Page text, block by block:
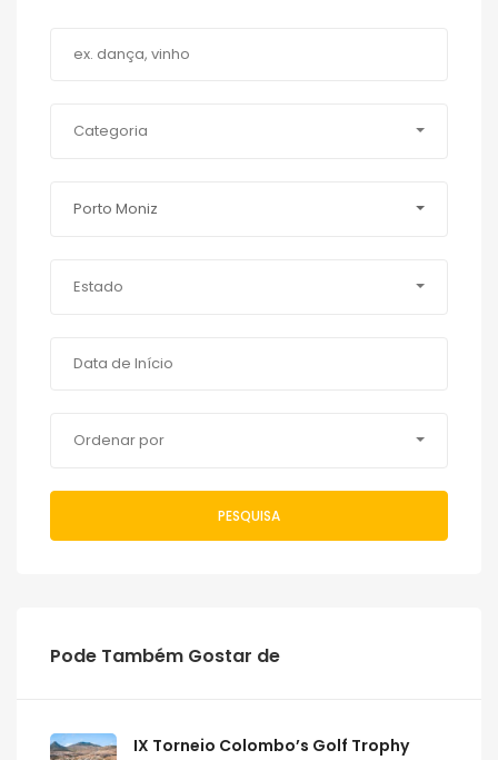
Categoria
Porto Moniz
Estado
Ordenar por
PESQUISA
Pode Também Gostar de
IX Torneio Colombo’s Golf Trophy